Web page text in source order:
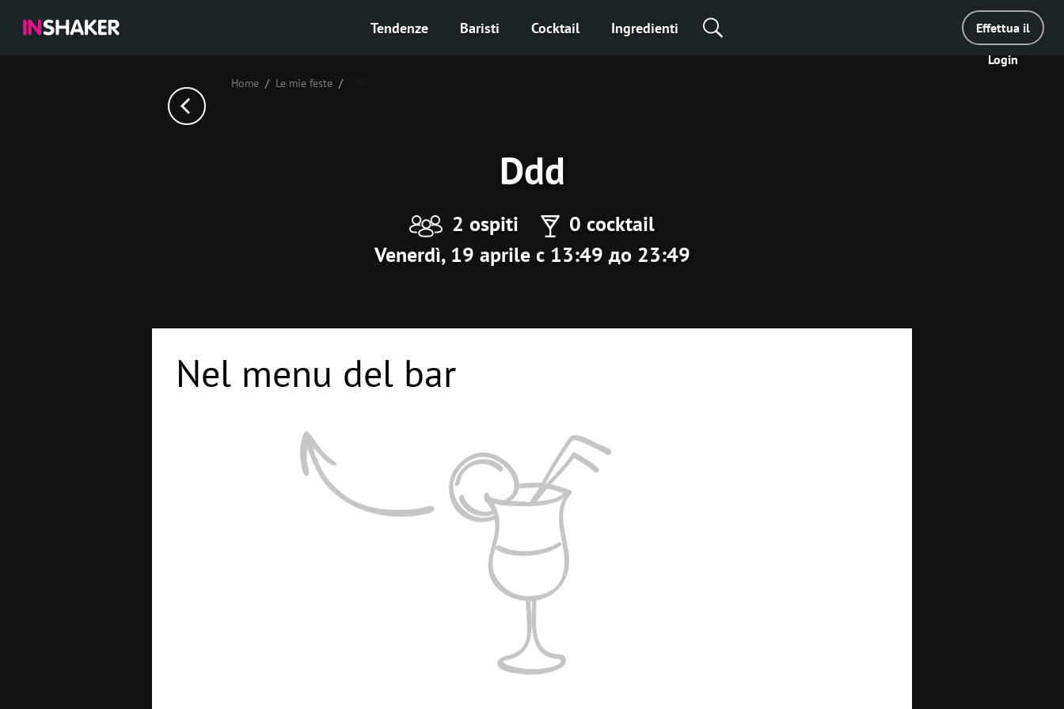
Tendenze Baristi Cocktail Ingredienti
Effettua il
Login
Home Le mie feste
Ddd
2 ospiti
0 cocktail
Venerdì, 19 aprile с 13:49 до 23:49
Nel menu del bar